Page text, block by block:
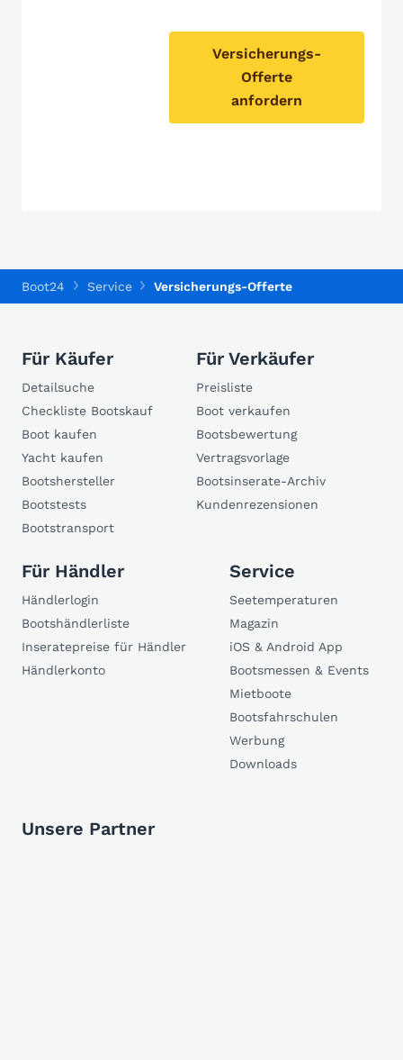
Versicherungs-
Offerte
anfordern
Boot24 Service Versicherungs-Offerte
Für Käufer
Detailsuche
Checkliste Bootskauf
Boot kaufen
Yacht kaufen
Bootshersteller
Bootstests
Bootstransport
Für Verkäufer
Preisliste
Boot verkaufen
Bootsbewertung
Vertragsvorlage
Bootsinserate-Archiv
Kundenrezensionen
Für Händler
Händlerlogin
Bootshändlerliste
Inseratepreise für Händler
Händlerkonto
Service
Seetemperaturen
Magazin
iOS & Android App
Bootsmessen & Events
Mietboote
Bootsfahrschulen
Werbung
Downloads
Unsere Partner